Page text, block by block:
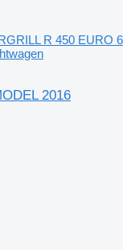
R 450 EURO 6
2016